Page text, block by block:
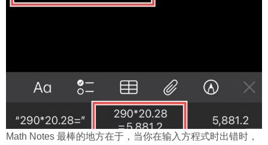
Math Notes 最棒的地方在于，当你在输入方程式时出错时，